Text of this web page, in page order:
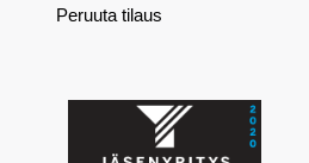
Peruuta tilaus